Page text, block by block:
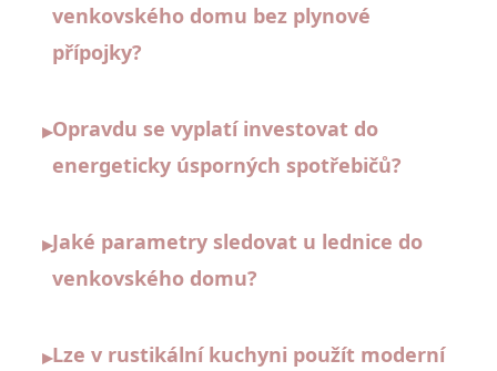
venkovského domu bez plynové
přípojky?
▸Opravdu se vyplatí investovat do
energeticky úsporných spotřebičů?
▸Jaké parametry sledovat u lednice do
venkovského domu?
▸Lze v rustikální kuchyni použít moderní